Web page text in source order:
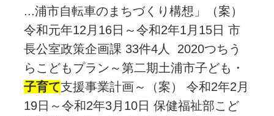
...浦市自転車のまちづくり構想」（案）
令和元年12月16日～令和2年1月15日 市
長公室政策企画課 33件4人 2020つちう
らこどもプラン～第二期土浦市子ども・
子育て支援事業計画～（案） 令和2年2月
19日～令和2年3月10日 保健福祉部こど